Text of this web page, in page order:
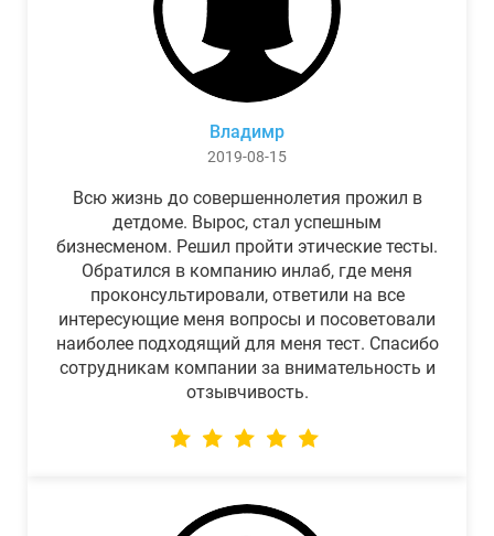
Владимр
2019-08-15
Всю жизнь до совершеннолетия прожил в
детдоме. Вырос, стал успешным
бизнесменом. Решил пройти этические тесты.
Обратился в компанию инлаб, где меня
проконсультировали, ответили на все
интересующие меня вопросы и посоветовали
наиболее подходящий для меня тест. Спасибо
сотрудникам компании за внимательность и
отзывчивость.